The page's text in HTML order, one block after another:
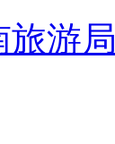
旅游局